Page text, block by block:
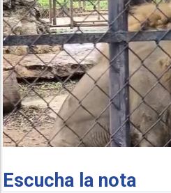
Escucha la nota